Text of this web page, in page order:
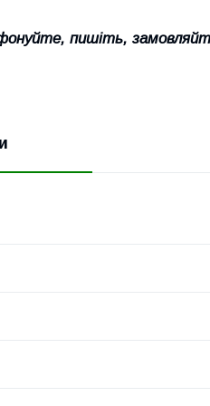
пишіть,